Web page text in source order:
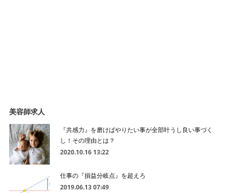
美容師求人
『共感力』を磨けばやりたい事が全部叶うし良い事づく
し！その理由とは？
2020.10.16 13:22
仕事の『損益分岐点』を超えろ
2019.06.13 07:49